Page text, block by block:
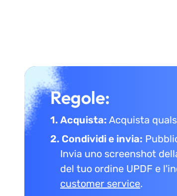
Regole:
1. Acquista: Acquista
2. Condividi e invia:
Invia uno screenshot
del tuo ordine UPDF e
customer service.